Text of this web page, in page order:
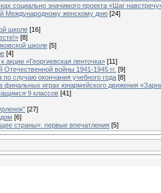
социально значимого проекта «Шаг
Международному женскому дню [24]
школе [16]
[8]
школе [5]
[4]
акции «Георгиевская ленточка» [11]
войны 1941-1945 гг. [9]
случаю окончания учебного года [8]
играх юнармейского движения
9 классов [41]
[27]
[6]
страны»: первые впечатления [5]